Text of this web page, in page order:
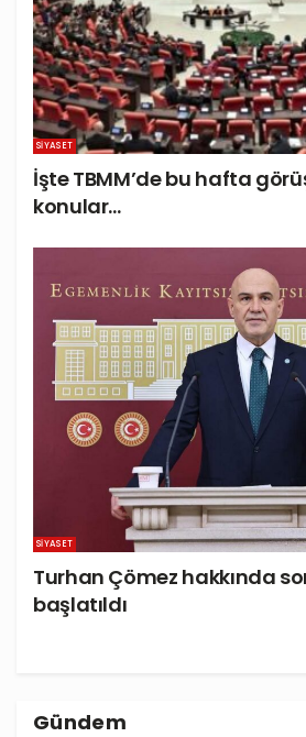
SIYASET
İşte TBMM’de bu hafta
konular…
SIYASET
Turhan Çömez hakkında
başlatıldı
Gündem